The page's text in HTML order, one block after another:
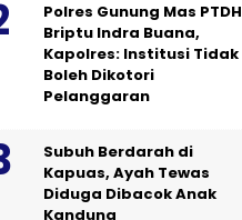
Polres Gunung Mas PTDH
Briptu Indra Buana,
Kapolres: Institusi Tidak
Boleh Dikotori
Pelanggaran
Subuh Berdarah di
Kapuas, Ayah Tewas
Diduga Dibacok Anak
Kandung